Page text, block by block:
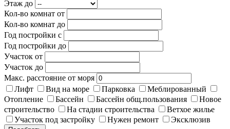
Этаж до
Кол-во комнат от
Кол-во комнат до
Год постройки с
Год постройки до
Участок от
Участок до
Макс. расстояние от моря
Лифт
Вид на море Парковка
Меблированный
Отопление
Бассейн Бассейн общ.пользования
Новое
строительство
На стадии строительства
Ветхое жилье
Участок под застройку
Нужен ремонт Эксклюзив